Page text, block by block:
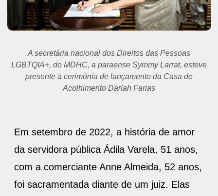
A secretária nacional dos Direitos das Pessoas
LGBTQIA+, do MDHC, a paraense Symmy Larrat, esteve
presente à cerimônia de lançamento da Casa de
Acolhimento Darlah Farias
Em setembro de 2022, a história de amor
da servidora pública Ádila Varela, 51 anos,
com a comerciante Anne Almeida, 52 anos,
foi sacramentada diante de um juiz. Elas